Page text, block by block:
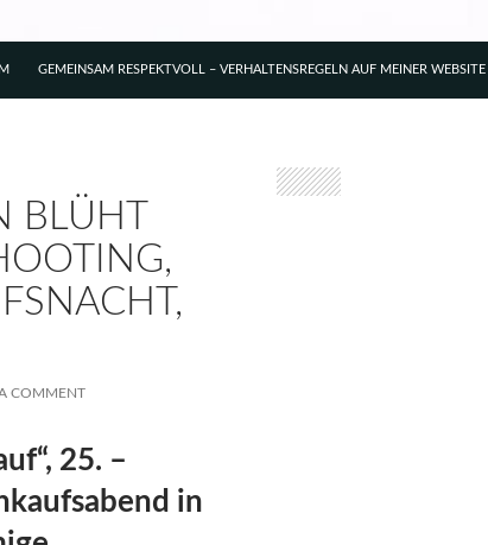
GEMEINSAM RESPEKTVOLL – VERHALTENSREGELN AUF MEINER WEBSITE
BLÜHT
COMMENT
25. –
in